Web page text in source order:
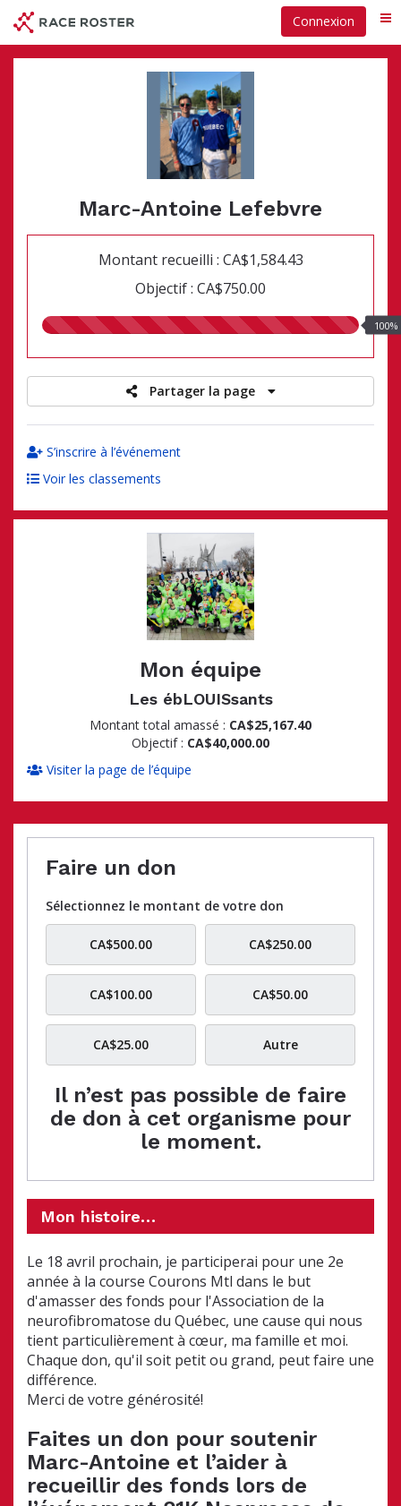
Passer
contenu
principal
Connexion
Marc-Antoine Lefebvre
Montant recueilli : CA$1,584.43
Objectif : CA$750.00
100.00%
100%
Partager la page
S’inscrire à l’événement
Voir les classements
Mon équipe
Les ébLOUISsants
Montant total amassé : CA$25,167.40
Objectif : CA$40,000.00
Visiter la page de l’équipe
Faire un don
Sélectionnez le montant de votre don
CA$500.00 CA$250.00
CA$100.00 CA$50.00
CA$25.00 Autre
Il n’est pas possible de faire
de don à cet organisme pour
le moment.
Mon histoire…
Le 18 avril prochain, je participerai pour une 2e
année à la course Courons Mtl dans le but
d'amasser des fonds pour l'Association de la
neurofibromatose du Québec, une cause qui nous
tient particulièrement à cœur, ma famille et moi.
Chaque don, qu'il soit petit ou grand, peut faire une
différence.
Merci de votre générosité!
Faites un don pour soutenir
Marc-Antoine et l’aider à
recueillir des fonds lors de